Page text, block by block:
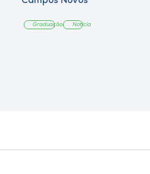
Graduação Notícia